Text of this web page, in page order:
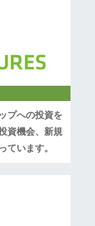
プへの投資を
資機会、新規
ています。